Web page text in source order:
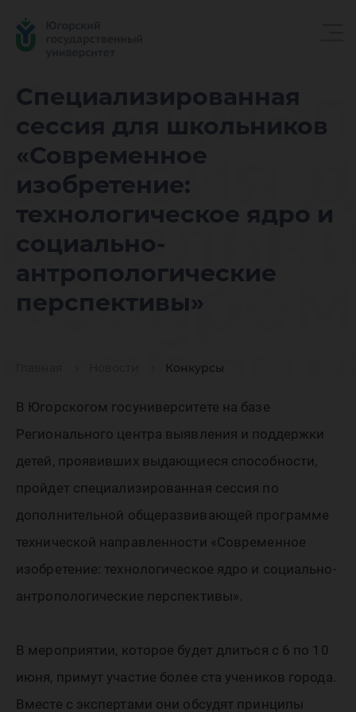
Специализированная
сессия для школьников
«Современное
изобретение:
технологическое ядро и
социально-
антропологические
перспективы»
Конкурсы
сессия
ядро и
В Югорскогом госуниверситете на базе
Регионального центра выявления и поддержки
детей, проявивших выдающиеся способности,
пройдет специализированная сессия по
дополнительной общеразвивающей программе
технической направленности «Современное
изобретение: технологическое ядро и социально-
антропологические перспективы».
В мероприятии, которое будет длиться с 6 по 10
июня, примут участие более ста учеников города.
Вместе с экспертами они обсудят принципы